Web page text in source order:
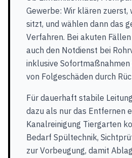
Gewerbe: Wir klären zuerst,
sitzt, und wählen dann das
Verfahren. Bei akuten
auch den Notdienst bei
inklusive Sofortmaßnahmen
von Folgeschäden durch
Für dauerhaft stabile
dazu als nur das Entfernen
Kanalreinigung Tiergarten
Bedarf Spültechnik,
zur Vorbeugung, damit